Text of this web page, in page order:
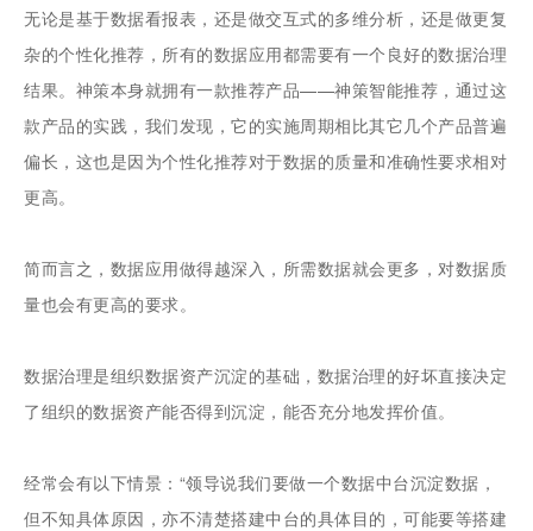
无论是基于数据看报表，还是做交互式的多维分析，还是做更复
杂的个性化推荐，所有的数据应用都需要有一个良好的数据治理
结果。神策本身就拥有一款推荐产品——神策智能推荐，通过这
款产品的实践，我们发现，它的实施周期相比其它几个产品普遍
偏长，这也是因为个性化推荐对于数据的质量和准确性要求相对
更高。
简而言之，数据应用做得越深入，所需数据就会更多，对数据质
量也会有更高的要求。
数据治理是组织数据资产沉淀的基础，数据治理的好坏直接决定
了组织的数据资产能否得到沉淀，能否充分地发挥价值。
经常会有以下情景：“领导说我们要做一个数据中台沉淀数据，
但不知具体原因，亦不清楚搭建中台的具体目的，可能要等搭建